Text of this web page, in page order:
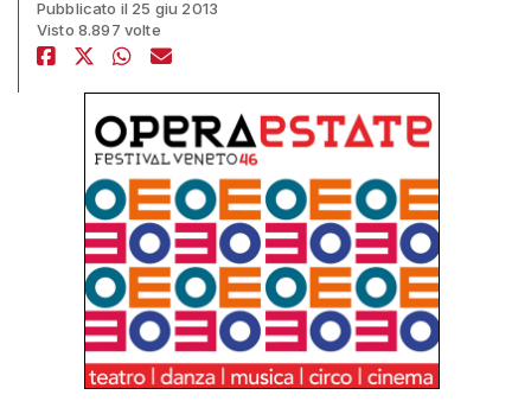
Pubblicato il 25 giu 2013
Visto 8.897 volte